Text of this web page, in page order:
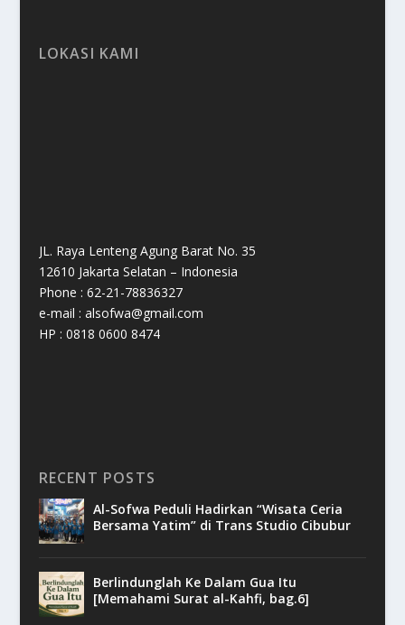
LOKASI KAMI
JL. Raya Lenteng Agung Barat No. 35
12610 Jakarta Selatan – Indonesia
Phone : 62-21-78836327
e-mail : alsofwa@gmail.com
HP : 0818 0600 8474
RECENT POSTS
Al-Sofwa Peduli Hadirkan “Wisata Ceria
Bersama Yatim” di Trans Studio Cibubur
Berlindunglah Ke Dalam Gua Itu
[Memahami Surat al-Kahfi, bag.6]